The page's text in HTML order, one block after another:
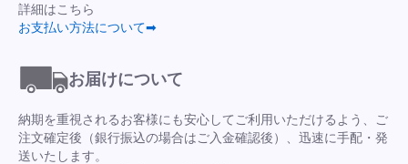
詳細はこちら
お支払い方法について➡
お届けについて
納期を重視されるお客様にも安心してご利用いただけるよう、ご
注文確定後（銀行振込の場合はご入金確認後）、迅速に手配・発
送いたします。